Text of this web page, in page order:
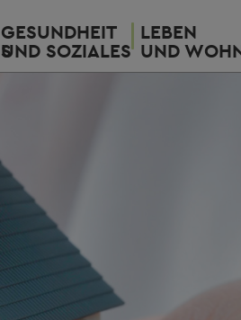
GESUNDHEIT
UND SOZIALES
LEBEN
UND